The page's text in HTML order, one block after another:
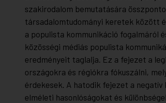
szakirodalom bemutatására
társadalomtudományi keretek között
a populista kommunikáció fogalmáról
közösségi médiás populista
eredményeit taglalja. Ez a fejezet a
országokra és régiókra fókuszálni,
érdekesek. A hatodik fejezet a
elméleti hasonlóságokat és